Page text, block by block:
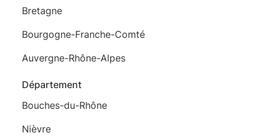
Bretagne
Bourgogne-Franche-Comté
Auvergne-Rhône-Alpes
Département
Bouches-du-Rhône
Nièvre